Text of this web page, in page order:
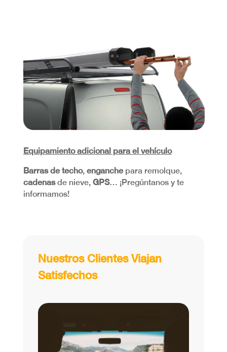
Equipamiento adicional para el vehículo
Barras de techo, enganche para remolque,
cadenasde nieve, GPS… ¡Pregúntanos y te
informamos!
Nuestros Clientes Viajan
Satisfechos